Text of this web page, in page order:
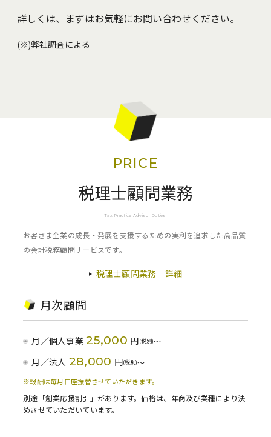
詳しくは、まずはお気軽にお問い合わせください。
(※)弊社調査による
PRICE
税理士顧問業務
Tax Practice Advisor Duties
お客さま企業の成長・発展を支援するための実利を追求した高品質
の会計税務顧問サービスです。
税理士顧問業務 詳細
月次顧問
月／個人事業25,000 円(税別)〜
月／法人 28,000 円(税別)〜
※報酬は毎月口座振替させていただきます。
別途「創業応援割引」があります。価格は、年商及び業種により決
めさせていただいています。